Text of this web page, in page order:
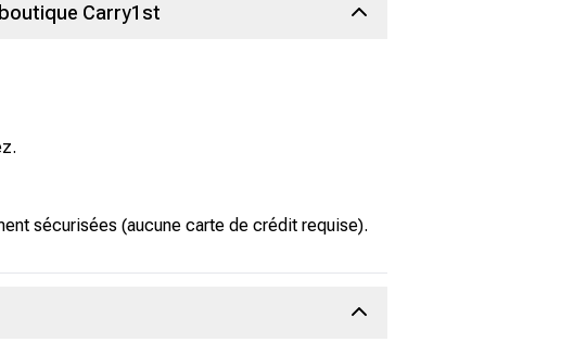
Carry1st
sécurisées (aucune carte de crédit requise).